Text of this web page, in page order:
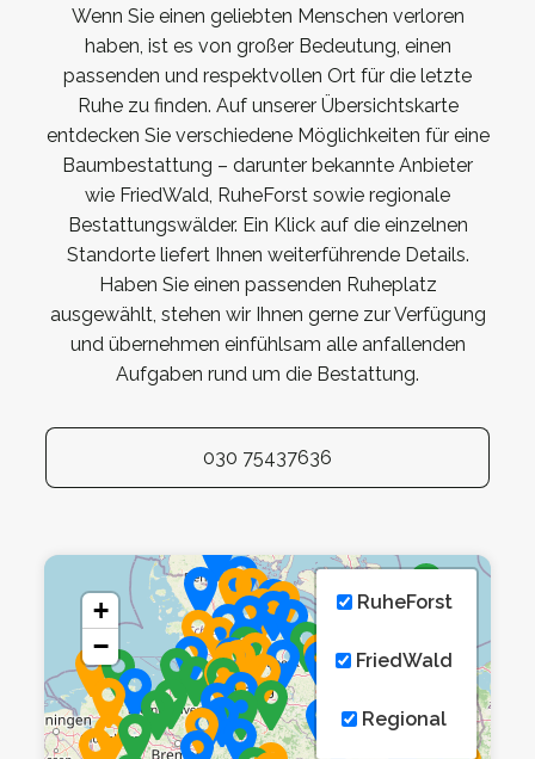
Wenn Sie einen geliebten Menschen verloren
haben, ist es von großer Bedeutung, einen
passenden und respektvollen Ort für die letzte
Ruhe zu finden. Auf unserer Übersichtskarte
entdecken Sie verschiedene Möglichkeiten für eine
Baumbestattung – darunter bekannte Anbieter
wie FriedWald, RuheForst sowie regionale
Bestattungswälder. Ein Klick auf die einzelnen
Standorte liefert Ihnen weiterführende Details.
Haben Sie einen passenden Ruheplatz
ausgewählt, stehen wir Ihnen gerne zur Verfügung
und übernehmen einfühlsam alle anfallenden
Aufgaben rund um die Bestattung.
030 75437636
+
−
RuheForst
FriedWald
Regional